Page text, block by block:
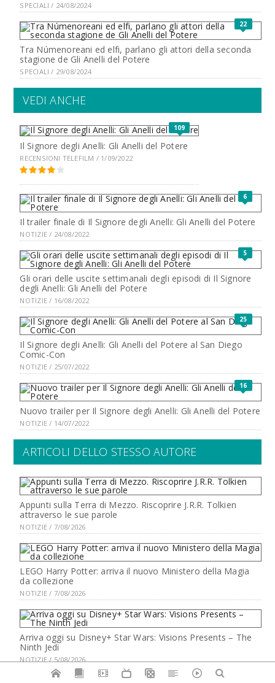
SPECIALI / 24/08/2024
22
Tra Númenoreani ed elfi, parlano gli attori della seconda
stagione de Gli Anelli del Potere
SPECIALI / 29/08/2024
VEDI ANCHE
109
Il Signore degli Anelli: Gli Anelli del Potere
RECENSIONI TELEFILM / 1/09/2022
6
Il trailer finale di Il Signore degli Anelli: Gli Anelli del Potere
NOTIZIE / 24/08/2022
5
Gli orari delle uscite settimanali degli episodi di Il Signore
degli Anelli: Gli Anelli del Potere
NOTIZIE / 16/08/2022
25
Il Signore degli Anelli: Gli Anelli del Potere al San Diego
Comic-Con
NOTIZIE / 25/07/2022
16
Nuovo trailer per Il Signore degli Anelli: Gli Anelli del Potere
NOTIZIE / 14/07/2022
ARTICOLI DELLO STESSO AUTORE
Appunti sulla Terra di Mezzo. Riscoprire J.R.R. Tolkien
attraverso le sue parole
NOTIZIE / 7/08/2026
LEGO Harry Potter: arriva il nuovo Ministero della Magia
da collezione
NOTIZIE / 7/08/2026
Arriva oggi su Disney+ Star Wars: Visions Presents – The
Ninth Jedi
NOTIZIE / 5/08/2026